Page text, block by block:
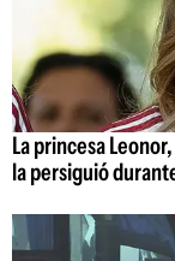
La princesa
la persiguió